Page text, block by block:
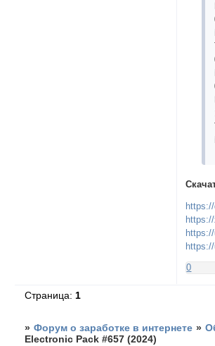
0
Страница: 1
» Форум о заработке в интернете »
Electronic Pack #657 (2024)